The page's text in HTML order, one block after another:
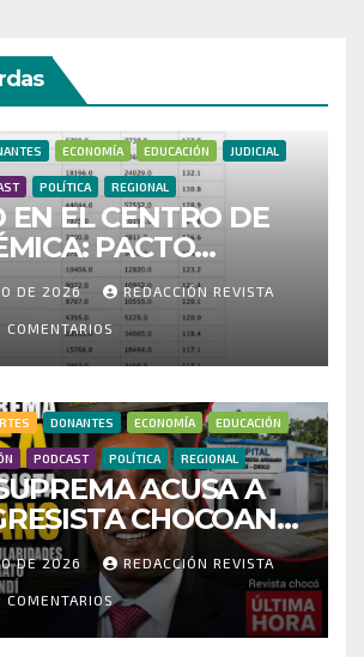
ECONOMÍA EDUCACIÓN JUDICIAL
POLÍTICA REGIONAL
EN EL CENTRO DE
PACTO
CUESTIONA
Y PIDE
PRESUNTO
DE 2026 REDACCIÓN REVISTA
COMENTARIOS
DONANTES ECONOMÍA EDUCACIÓN
PODCAST POLÍTICA REGIONAL
ACUSA A
CHOCOANO
EN
CONTRATO DEL
DE ACANDÍ
DE 2026 REDACCIÓN REVISTA
COMENTARIOS